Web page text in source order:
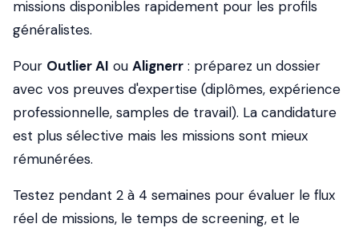
missions disponibles rapidement pour les profils
généralistes.
Pour Outlier AI ou Alignerr : préparez un dossier
avec vos preuves d'expertise (diplômes, expérience
professionnelle, samples de travail). La candidature
est plus sélective mais les missions sont mieux
rémunérées.
Testez pendant 2 à 4 semaines pour évaluer le flux
réel de missions, le temps de screening, et le